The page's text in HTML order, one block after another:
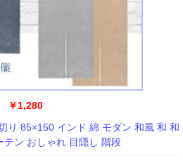
￥1,280
り 85×150 インド 綿 モダン 和風 和 和
テン おしゃれ 目隠し 階段